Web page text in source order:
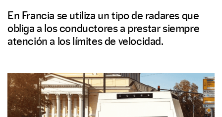
En Francia se utiliza un tipo de radares que
obliga a los conductores a prestar siempre
atención a los límites de velocidad.